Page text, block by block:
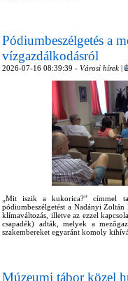
Pódiumbeszélgetés a
vízgazdálkodásról
2026-07-16 08:39:39 - Városi hírek |
„Mit iszik a kukorica?” címmel
pódiumbeszélgetést a Nadányi
klímaváltozás, illetve az ezzel
csapadék) adták, melyek a
szakembereket egyaránt komoly
Múzeumi tábor közel